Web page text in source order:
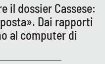
il dossier Cassese:
Dai rapporti
al computer di